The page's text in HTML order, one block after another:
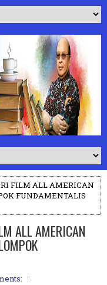
FILM ALL AMERICAN
FUNDAMENTALIS
ALL AMERICAN